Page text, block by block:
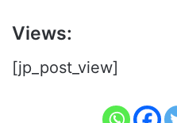
Views:
[jp_post_view]